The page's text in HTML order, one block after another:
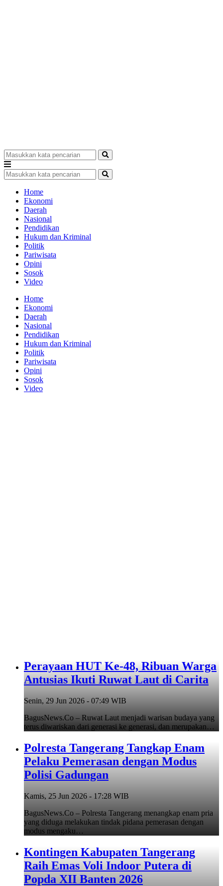
Home
Ekonomi
Daerah
Nasional
Pendidikan
Hukum dan Kriminal
Politik
Pariwisata
Opini
Sosok
Video
Home
Ekonomi
Daerah
Nasional
Pendidikan
Hukum dan Kriminal
Politik
Pariwisata
Opini
Sosok
Video
Perayaan HUT Ke-48, Ribuan Warga
Antusias Ikuti Ruwat Laut di Carita
Senin, 29 Jun 2026 - 07:49 WIB
BagusNews.Co – Ruwat Laut menjadi warisan budaya yang
terus diwariskan dari generasi ke generasi, dan merupakan…
Polresta Tangerang Tangkap Enam
Pelaku Pemerasan dengan Modus
Polisi Gadungan
Kamis, 25 Jun 2026 - 17:28 WIB
BagusNews.Co – Polresta Tangerang menangkap enam pria
yang diduga melakukan tindak pidana pemerasan dengan
modus mengaku…
Kontingen Kabupaten Tangerang
Raih Emas Voli Indoor Putera di
Popda XII Banten 2026